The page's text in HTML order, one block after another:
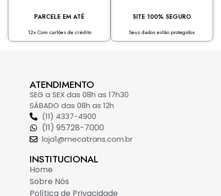
PARCELE EM ATÉ
12x Com cartões de crédito
SITE 100% SEGURO
Seus dados estão protegidos
ATENDIMENTO
SEG a SEX das 08h as 17h30
SÁBADO das 08h as 12h
(11) 4337-4900
(11) 95728-7000
loja1@mecatrans.com.br
INSTITUCIONAL​
Home
Sobre Nós
Política de Privacidade